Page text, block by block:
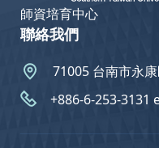
師資培育中心
聯絡我們
71005 台南市永
+886-6-253-3131